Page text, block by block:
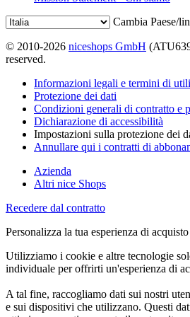
Cambia Paese/
© 2010-2026 niceshops GmbH
reserved.
Informazioni legali e termini di
Protezione dei dati
Condizioni generali di contratto e
Dichiarazione di accessibilità
Impostazioni sulla protezione dei
Annullare qui i contratti di
Azienda
Altri nice Shops
Recedere dal contratto
Personalizza la tua esperienza di acquisto
Utilizziamo i cookie e altre tecnologie
individuale per offrirti un'esperienza di
A tal fine, raccogliamo dati sui nostri
e sui dispositivi che utilizzano. Questi